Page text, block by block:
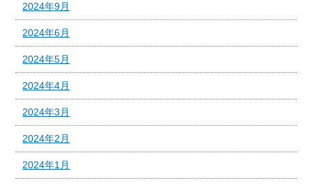
2024年9月
2024年6月
2024年5月
2024年4月
2024年3月
2024年2月
2024年1月